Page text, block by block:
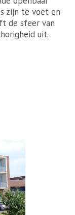
zijn te voet en
de sfeer van
uit.